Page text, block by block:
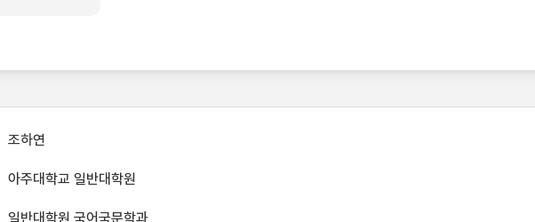
조하연
아주대학교 일반대학원
일반대학원 국어국문학과